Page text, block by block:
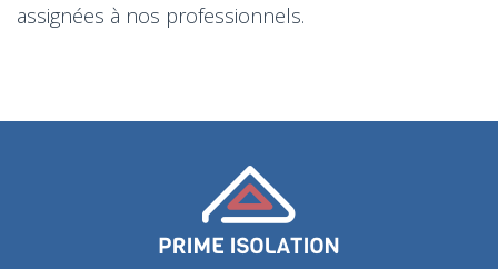
assignées à nos professionnels.